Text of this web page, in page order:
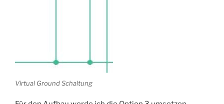
Virtual Ground Schaltung